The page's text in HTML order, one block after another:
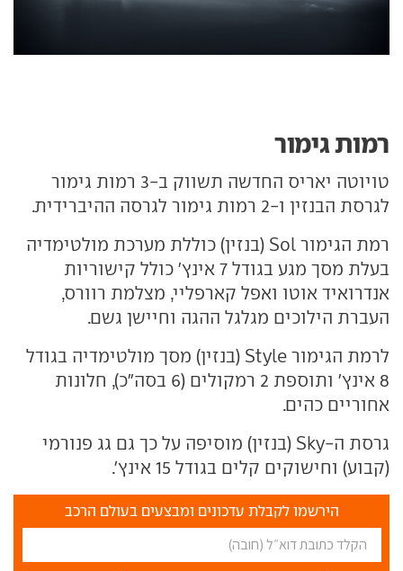
רמות גימור
טויוטה יאריס החדשה תשווק ב-3 רמות גימור
לגרסת הבנזין ו-2 רמות גימור לגרסה ההיברידית.
רמת הגימור Sol (בנזין) כוללת מערכת מולטימדיה
בעלת מסך מגע בגודל 7 אינץ' כולל קישוריות
אנדרואיד אוטו ואפל קארפליי, מצלמת רוורס,
העברת הילוכים מגלגל ההגה וחיישן גשם.
לרמת הגימור Style (בנזין) מסך מולטימדיה בגודל
8 אינץ' ותוספת 2 רמקולים (6 בסה"כ), חלונות
אחוריים כהים.
גרסת ה-Sky (בנזין) מוסיפה על כך גם גג פנורמי
(קבוע) וחישוקים קלים בגודל 15 אינץ'.
הירשמו לקבלת עדכונים ומבצעים בעולם הרכב